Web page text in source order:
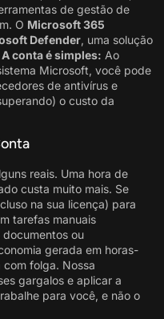
de gestão de
O Microsoft 365
Defender, uma solução
A conta é simples: Ao
Microsoft, você pode
de antivírus e
o custo da
reais. Uma hora de
custa muito mais. Se
na sua licença) para
tarefas manuais
ou
gerada em horas-
com folga. Nossa
gargalos e aplicar a
para você, e não o